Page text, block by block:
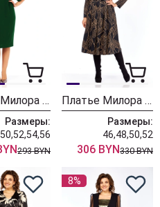
Платье Милора Стиль 1421 зеленый
Размеры:
50,52,54,56
293 BYN
Платье Милора Стиль 1164/1 черный с листьями
Размеры:
46,48,50,52
306 BYN330 BYN
8%